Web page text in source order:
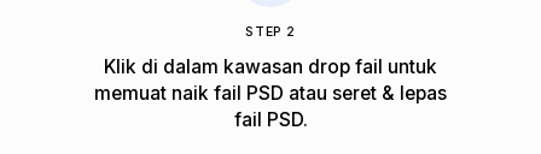
STEP 2
Klik di dalam kawasan drop fail untuk
memuat naik fail PSD atau seret & lepas
fail PSD.